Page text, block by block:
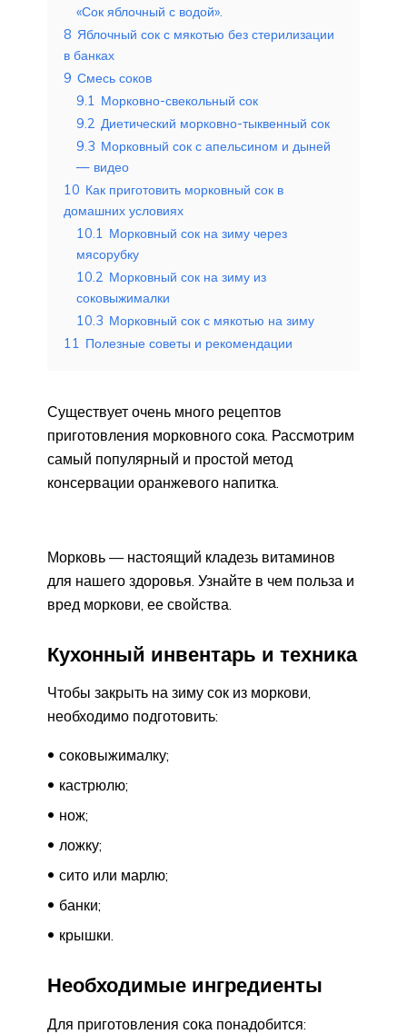
«Сок яблочный с водой».
8 Яблочный сок с мякотью без стерилизации
в банках
9 Смесь соков
9.1 Морковно-свекольный сок
9.2 Диетический морковно-тыквенный сок
9.3 Морковный сок с апельсином и дыней
— видео
10 Как приготовить морковный сок в
домашних условиях
10.1 Морковный сок на зиму через
мясорубку
10.2 Морковный сок на зиму из
соковыжималки
10.3 Морковный сок с мякотью на зиму
11 Полезные советы и рекомендации
Существует очень много рецептов
приготовления морковного сока. Рассмотрим
самый популярный и простой метод
консервации оранжевого напитка.
Морковь — настоящий кладезь витаминов
для нашего здоровья. Узнайте в чем польза и
вред моркови, ее свойства.
Кухонный инвентарь и техника
Чтобы закрыть на зиму сок из моркови,
необходимо подготовить:
соковыжималку;
кастрюлю;
нож;
ложку;
сито или марлю;
банки;
крышки.
Необходимые ингредиенты
Для приготовления сока понадобится: